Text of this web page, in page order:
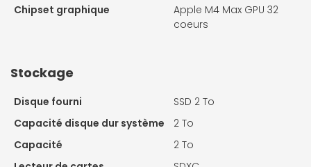
Chipset graphique
Apple M4 Max GPU 32
coeurs
Stockage
Disque fourni
SSD 2 To
Capacité disque dur système
2 To
Capacité
2 To